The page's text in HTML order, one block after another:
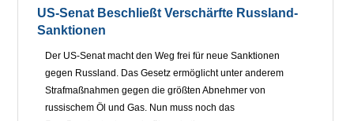
US-Senat Beschließt Verschärfte Russland-
Sanktionen
Der US-Senat macht den Weg frei für neue Sanktionen
gegen Russland. Das Gesetz ermöglicht unter anderem
Strafmaßnahmen gegen die größten Abnehmer von
russischem Öl und Gas. Nun muss noch das